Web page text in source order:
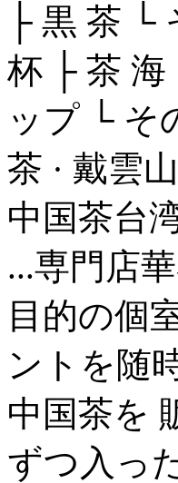
├ 黒 茶 └
杯 ├ 茶
ップ └ そ
茶 · 戴雲
中国茶台
...専門店
目的の個
ントを随
中国茶を
ずつ入っ